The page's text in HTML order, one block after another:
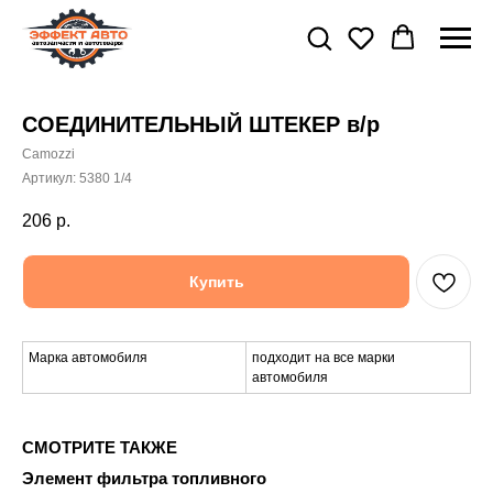
СОЕДИНИТЕЛЬНЫЙ ШТЕКЕР в/р
Camozzi
Артикул: 5380 1/4
206 р.
Купить
Марка автомобиля
подходит на все марки
автомобиля
СМОТРИТЕ ТАКЖЕ
Элемент фильтра топливного